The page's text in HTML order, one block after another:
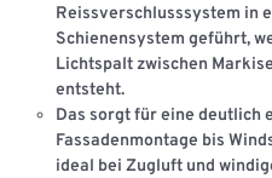
Reissverschlusssystem in
Schienensystem geführt,
Lichtspalt zwischen
entsteht.
Das sorgt für eine deutlich
Fassadenmontage bis
ideal bei Zugluft und